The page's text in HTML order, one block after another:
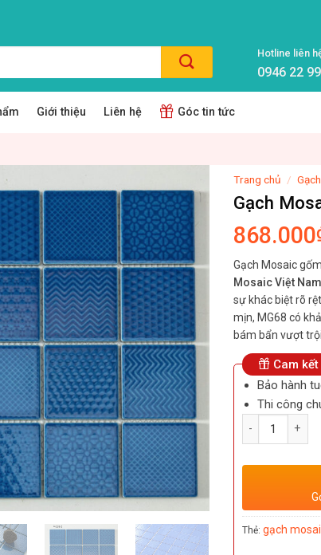
Hotline liên
0946 22
Giới thiệu Liên hệ Góc tin tức
Trang chủ /
Gạch
868.000
Gạch Mosaic
Mosaic Việt Nam
sự khác biệt rõ
mịn, MG68 có
bám bẩn vượt
Cam
Bảo hành
Thi công
Thẻ: gạch